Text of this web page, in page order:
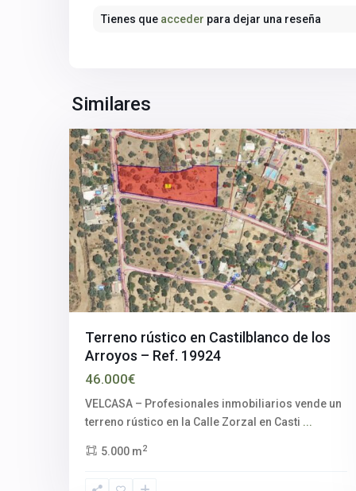
Tienes que acceder para dejar una reseña
Similares
Castilblanco
Sevilla
provincia
Terreno rústico en Castilblanco de los
Arroyos – Ref. 19924
46.000€
VELCASA – Profesionales inmobiliarios vende un
terreno rústico en la Calle Zorzal en Casti ...
5.000 m2